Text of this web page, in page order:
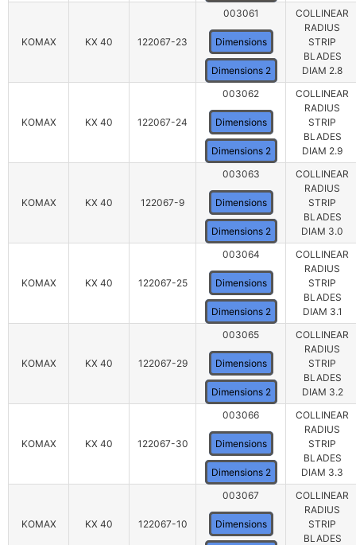
KOMAX KX 40 122067-23
003061
Dimensions
Dimensions 2
COLLINEAR
RADIUS
STRIP
BLADES
DIAM 2.8
KOMAX KX 40 122067-24
003062
Dimensions
Dimensions 2
COLLINEAR
RADIUS
STRIP
BLADES
DIAM 2.9
KOMAX KX 40 122067-9
003063
Dimensions
Dimensions 2
COLLINEAR
RADIUS
STRIP
BLADES
DIAM 3.0
KOMAX KX 40 122067-25
003064
Dimensions
Dimensions 2
COLLINEAR
RADIUS
STRIP
BLADES
DIAM 3.1
KOMAX KX 40 122067-29
003065
Dimensions
Dimensions 2
COLLINEAR
RADIUS
STRIP
BLADES
DIAM 3.2
KOMAX KX 40 122067-30
003066
Dimensions
Dimensions 2
COLLINEAR
RADIUS
STRIP
BLADES
DIAM 3.3
KOMAX KX 40 122067-10
003067
Dimensions
COLLINEAR
RADIUS
STRIP
BLADES